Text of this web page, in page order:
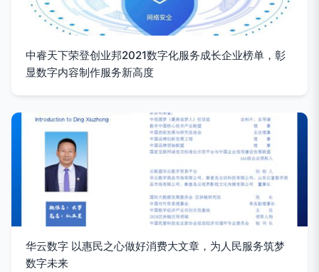
中睿天下荣登创业邦2021数字化服务成长企业榜单，彰
显数字内容制作服务新高度
华云数字 以惠民之心做好消费大文章，为人民服务筑梦
数字未来